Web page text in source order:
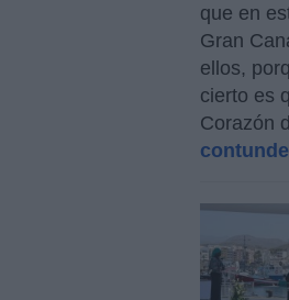
que en
Gran
ellos,
cierto es
Corazón